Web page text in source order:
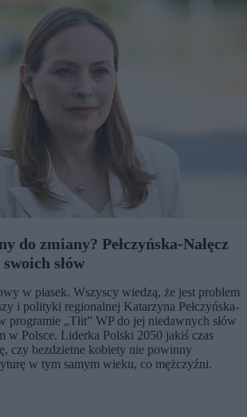
do zmiany? Pełczyńska-Nałęcz
słów
w piasek. Wszyscy wiedzą, że jest problem
i polityki regionalnej Katarzyna Pełczyńska-
programie „Tłit” WP do jej niedawnych słów
w Polsce. Liderka Polski 2050 jakiś czas
czy bezdzietne kobiety nie powinny
w tym samym wieku, co mężczyźni.